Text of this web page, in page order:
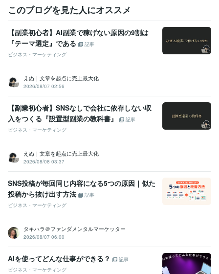
このブログを見た人にオススメ
【副業初心者】AI副業で稼げない原因の9割は
『テーマ選定』である
記事
ビジネス・マーケティング
えぬ｜文章を起点に売上最大化
2026/08/07 02:56
【副業初心者】SNSなしで会社に依存しない収
入をつくる『設置型副業の教科書』
記事
ビジネス・マーケティング
えぬ｜文章を起点に売上最大化
2026/08/08 03:37
SNS投稿が毎回同じ内容になる5つの原因｜似た
投稿から抜け出す方法
記事
ビジネス・マーケティング
タキハラ＠ファンダメンタルマーケッター
2026/08/07 06:00
AIを使ってどんな仕事ができる？
記事
ビジネス・マーケティング